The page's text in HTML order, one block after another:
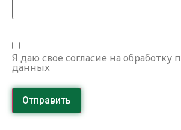
Я даю свое согласие на обработку
данных
Отправить